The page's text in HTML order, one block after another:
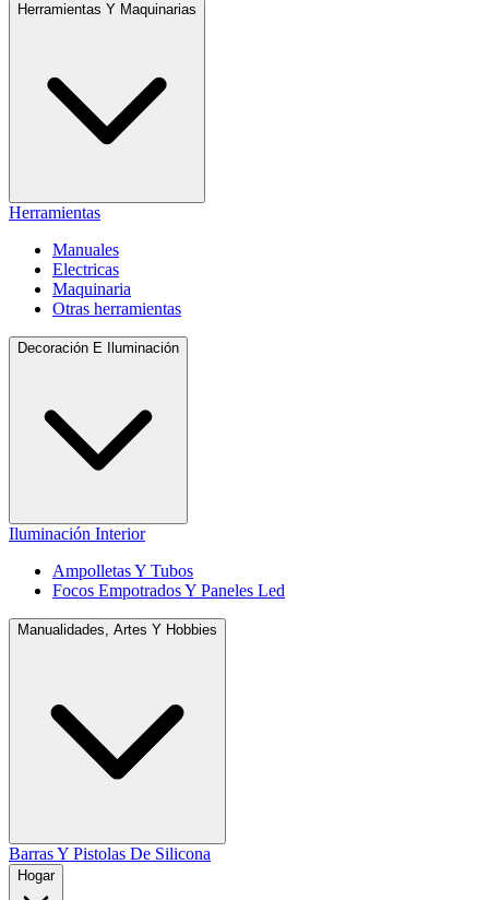
Herramientas Y Maquinarias
Herramientas
Manuales
Electricas
Maquinaria
Otras herramientas
Decoración E Iluminación
Iluminación Interior
Ampolletas Y Tubos
Focos Empotrados Y Paneles Led
Manualidades, Artes Y Hobbies
Barras Y Pistolas De Silicona
Hogar